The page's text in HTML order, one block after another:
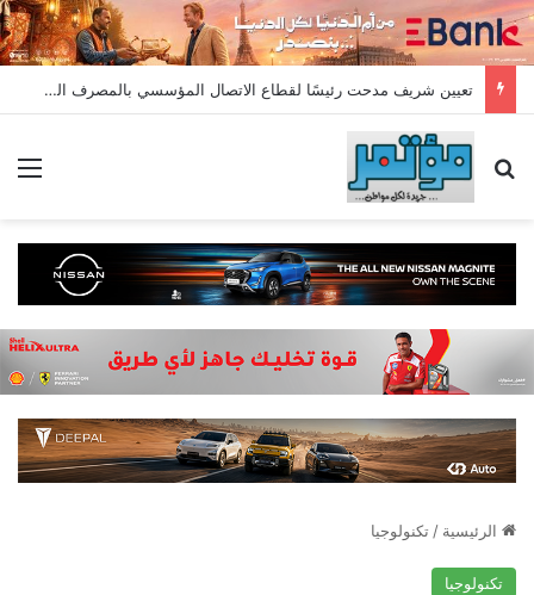
تعيين شريف مدحت رئيسًا لقطاع الاتصال المؤسسي بالمصرف المتحد بخبرة تمتد لأكثر من 18 عامًا
بحث عن
الرئيسية / تكنولوجيا
تكنولوجيا